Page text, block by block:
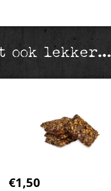
ook lekker…
€1,50